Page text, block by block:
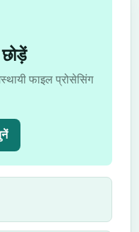
फाइल प्रोसेसिंग